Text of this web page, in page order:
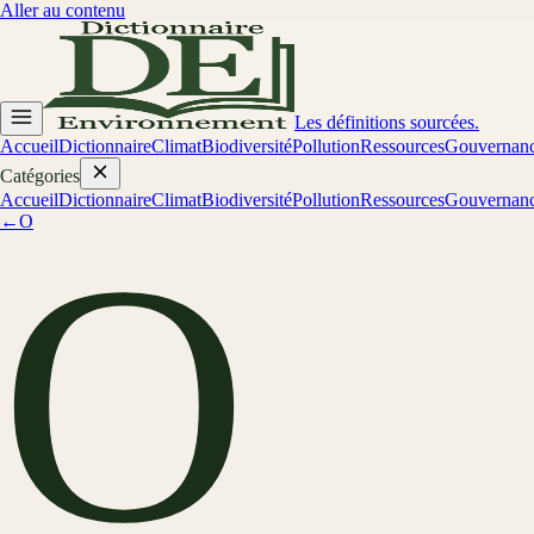
Aller au contenu
Les définitions sourcées.
AccueilDictionnaireClimatBiodiversitéPollutionRessources
Catégories
AccueilDictionnaireClimatBiodiversitéPollutionRessources
←O
O